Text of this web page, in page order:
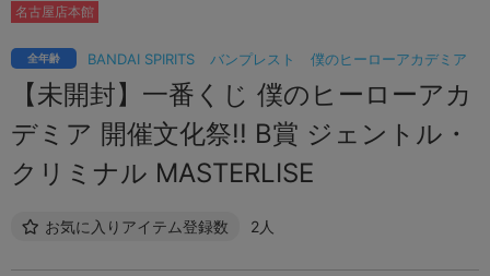
BANDAI SPIRITS バンプレスト 僕のヒーローアカデミア
全年齢
【未開封】一番くじ 僕のヒーローアカ
デミア 開催文化祭!! B賞 ジェントル・
クリミナル MASTERLISE
お気に入りアイテム登録数 2人
名古屋店本館